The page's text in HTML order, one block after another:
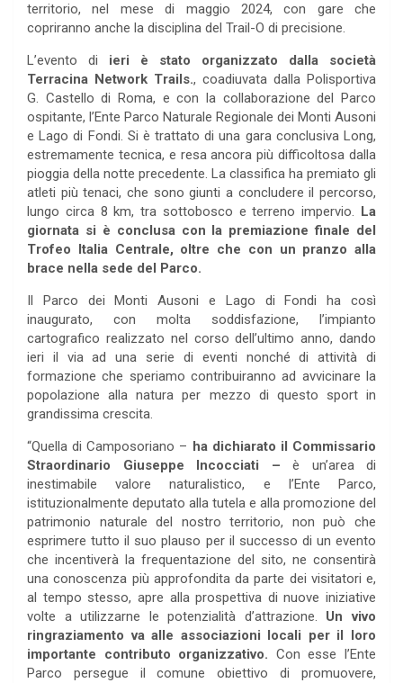
territorio, nel mese di maggio 2024, con gare che
copriranno anche la disciplina del Trail-O di precisione.
L’evento di ieri è stato organizzato dalla società
Terracina Network Trails., coadiuvata dalla Polisportiva
G. Castello di Roma, e con la collaborazione del Parco
ospitante, l’Ente Parco Naturale Regionale dei Monti Ausoni
e Lago di Fondi. Si è trattato di una gara conclusiva Long,
estremamente tecnica, e resa ancora più difficoltosa dalla
pioggia della notte precedente. La classifica ha premiato gli
atleti più tenaci, che sono giunti a concludere il percorso,
lungo circa 8 km, tra sottobosco e terreno impervio. La
giornata si è conclusa con la premiazione finale del
Trofeo Italia Centrale, oltre che con un pranzo alla
brace nella sede del Parco.
Il Parco dei Monti Ausoni e Lago di Fondi ha così
inaugurato, con molta soddisfazione, l’impianto
cartografico realizzato nel corso dell’ultimo anno, dando
ieri il via ad una serie di eventi nonché di attività di
formazione che speriamo contribuiranno ad avvicinare la
popolazione alla natura per mezzo di questo sport in
grandissima crescita.
“Quella di Camposoriano – ha dichiarato il Commissario
Straordinario Giuseppe Incocciati – è un’area di
inestimabile valore naturalistico, e l’Ente Parco,
istituzionalmente deputato alla tutela e alla promozione del
patrimonio naturale del nostro territorio, non può che
esprimere tutto il suo plauso per il successo di un evento
che incentiverà la frequentazione del sito, ne consentirà
una conoscenza più approfondita da parte dei visitatori e,
al tempo stesso, apre alla prospettiva di nuove iniziative
volte a utilizzarne le potenzialità d’attrazione. Un vivo
ringraziamento va alle associazioni locali per il loro
importante contributo organizzativo. Con esse l’Ente
Parco persegue il comune obiettivo di promuovere,